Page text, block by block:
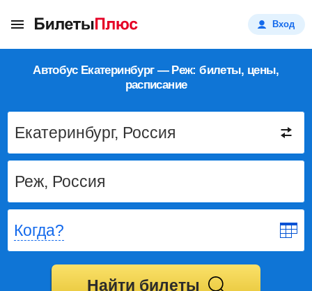
Вход
Автобус Екатеринбург — Реж: билеты, цены,
расписание
Когда?
Найти билеты